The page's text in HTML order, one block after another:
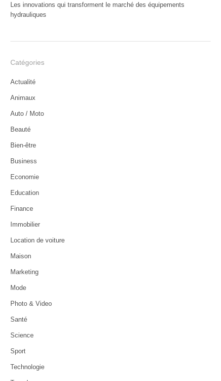
Les innovations qui transforment le marché des équipements
hydrauliques
Catégories
Actualité
Animaux
Auto / Moto
Beauté
Bien-être
Business
Economie
Education
Finance
Immobilier
Location de voiture
Maison
Marketing
Mode
Photo & Video
Santé
Science
Sport
Technologie